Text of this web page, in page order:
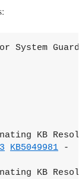
System
KB
KB5049981 -
KB